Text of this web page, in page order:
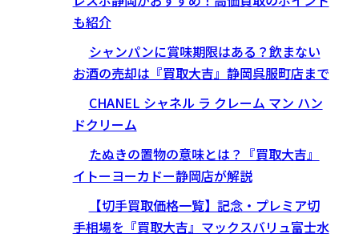
も紹介
シャンパンに賞味期限はある？飲まない
お酒の売却は『買取大吉』静岡呉服町店まで
CHANEL シャネル ラ クレーム マン ハン
ドクリーム
たぬきの置物の意味とは？『買取大吉』
イトーヨーカドー静岡店が解説
【切手買取価格一覧】記念・プレミア切
手相場を『買取大吉』マックスバリュ富士水